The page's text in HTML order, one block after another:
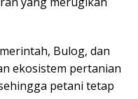
Bulog, dan
ekosistem pertanian
petani tetap